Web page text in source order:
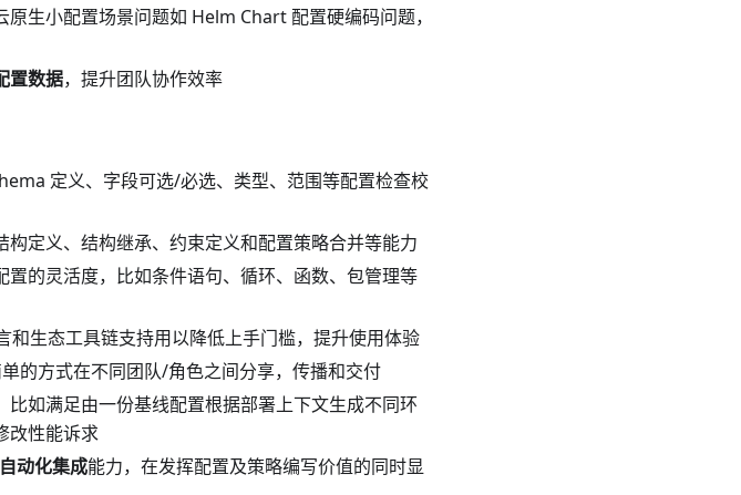
生小配置场景问题如 Helm Chart 配置硬编码问题，
置数据，提升团队协作效率
定义、字段可选/必选、类型、范围等配置检查校
构定义、结构继承、约束定义和配置策略合并等能力
置的灵活度，比如条件语句、循环、函数、包管理等
和生态工具链支持用以降低上手门槛，提升使用体验
的方式在不同团队/角色之间分享，传播和交付
如满足由一份基线配置根据部署上下文生成不同环
改性能诉求
自动化集成能力，在发挥配置及策略编写价值的同时显